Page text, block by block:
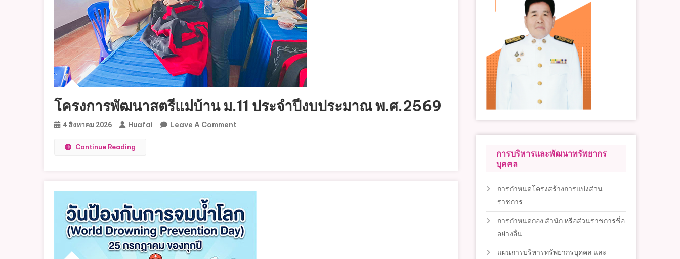
โครงการพัฒนาสตรีแม่บ้าน ม.11 ประจำปีงบประมาณ พ.ศ.2569
4 สิงหาคม 2026 Huafai Leave A Comment
ประจำ
ปีงบประมาณ
พ.ศ.2569
Continue Reading
การบริหารและพัฒนาทรัพยากร
บุคคล
การกำหนดโครงสร้างการแบ่งส่วน
ราชการ
การกำหนดกอง สำนัก หรือส่วนราชการชื่อ
อย่างอื่น
แผนการบริหารทรัพยากรบุคคล และ